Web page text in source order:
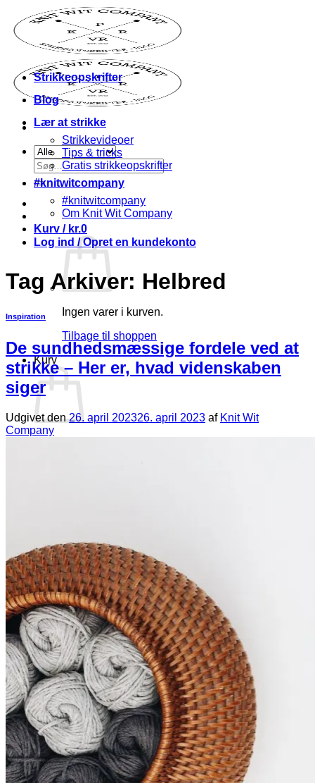
Fortsæt
indhold
Søg
efter:
Kurv / kr.0
Ingen varer i kurven.
Tilbage til shoppen
Kurv
Strikkeopskrifter
Blog
Lær at strikke
Strikkevideoer
Tips & tricks
Gratis strikkeopskrifter
#knitwitcompany
#knitwitcompany
Om Knit Wit Company
Log ind / Opret en kundekonto
Tag Arkiver: Helbred
Inspiration
De sundhedsmæssige fordele ved at
strikke – Her er, hvad videnskaben
siger
Udgivet den26. april 202326. april 2023 af Knit Wit
Company